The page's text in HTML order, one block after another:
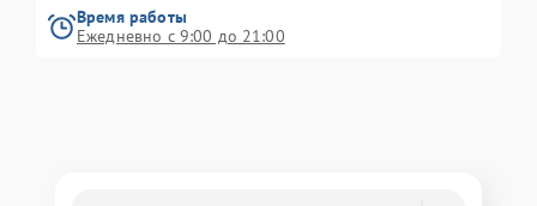
Время работы
Ежедневно с 9:00 до 21:00